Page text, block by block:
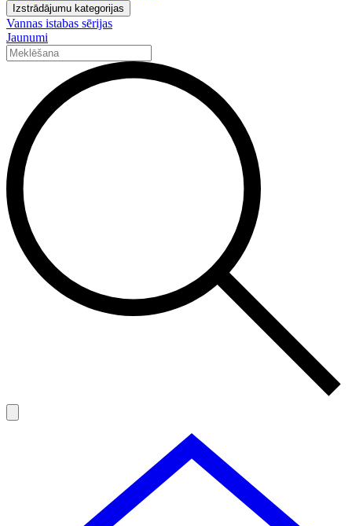
Izstrādājumu kategorijas
Vannas istabas sērijas
Jaunumi